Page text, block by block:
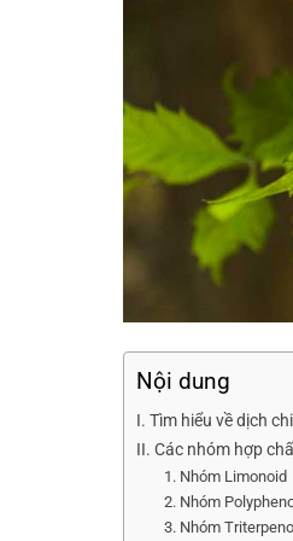
Nội dung
I. Tìm hiểu về dịch
II. Các nhóm hợp
1. Nhóm Limonoid
2. Nhóm
3. Nhóm